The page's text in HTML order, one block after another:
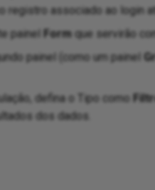
registro associado ao login
painel Form que servirão
painel (como um painel
defina o Tipo como
dos dados.